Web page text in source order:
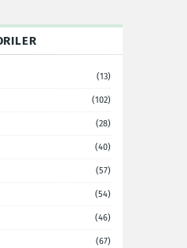
(13)
(102)
(28)
(40)
(57)
(54)
(46)
(67)